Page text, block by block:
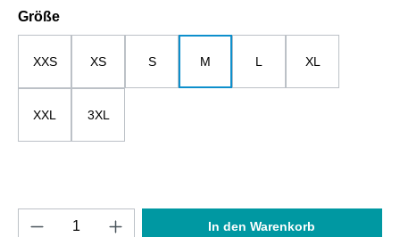
Größeauswählen
XXS XS S M L XL
XXL 3XL
Produkt Anzahl: Gib den gewünschten
In den Warenkorb